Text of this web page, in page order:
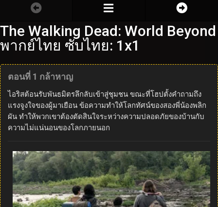
The Walking Dead: World Beyond
พากย์ไทย ซับไทย: 1x1
ตอนที่ 1 กล้าหาญ
ไอริสต้อนรับพันธมิตรลึกลับเข้าสู่ชุมชน ขณะที่โฮปตั้งคำถามถึง
แรงจูงใจของผู้มาเยือน ข้อความทำให้โลกทัศน์ของสองพี่น้องพลิก
ผัน ทำให้พวกเขาต้องตัดสินใจระหว่างความปลอดภัยของบ้านกับ
ความไม่แน่นอนของโลกภายนอก